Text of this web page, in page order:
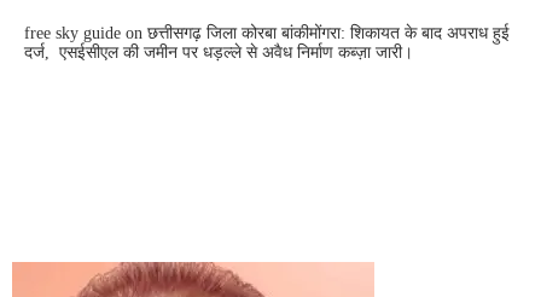
free sky guide on छत्तीसगढ़ जिला कोरबा बांकीमोंगरा: शिकायत के बाद अपराध हुई
दर्ज, एसईसीएल की जमीन पर धड़ल्ले से अवैध निर्माण कब्ज़ा जारी।